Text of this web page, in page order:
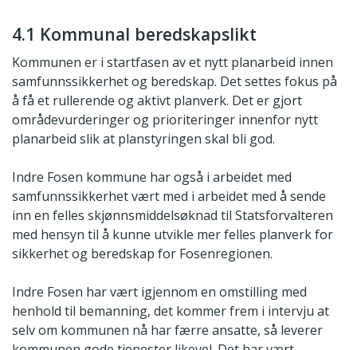
4.1 Kommunal beredskapslikt
Kommunen er i startfasen av et nytt planarbeid innen
samfunnssikkerhet og beredskap. Det settes fokus på
å få et rullerende og aktivt planverk. Det er gjort
områdevurderinger og prioriteringer innenfor nytt
planarbeid slik at planstyringen skal bli god.
Indre Fosen kommune har også i arbeidet med
samfunnssikkerhet vært med i arbeidet med å sende
inn en felles skjønnsmiddelsøknad til Statsforvalteren
med hensyn til å kunne utvikle mer felles planverk for
sikkerhet og beredskap for Fosenregionen.
Indre Fosen har vært igjennom en omstilling med
henhold til bemanning, det kommer frem i intervju at
selv om kommunen nå har færre ansatte, så leverer